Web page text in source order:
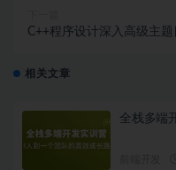
C++程序设计深入高级主题
相关文章
全栈多端